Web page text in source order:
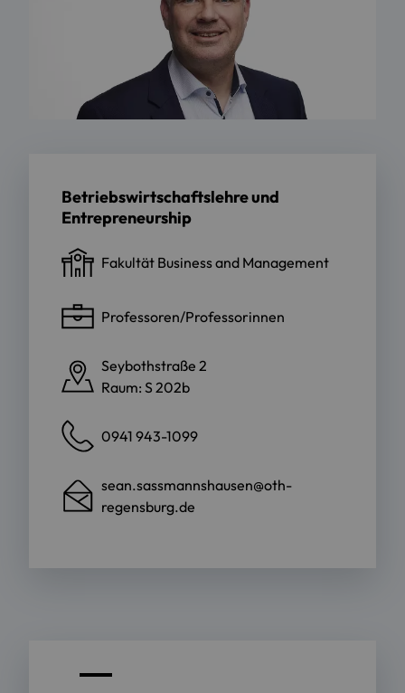
Betriebswirtschaftslehre und
Entrepreneurship
Fakultät Business and Management
Professoren/Professorinnen
Seybothstraße 2
Raum: S 202b
0941 943-1099
sean.sassmannshausen@oth-
regensburg.de